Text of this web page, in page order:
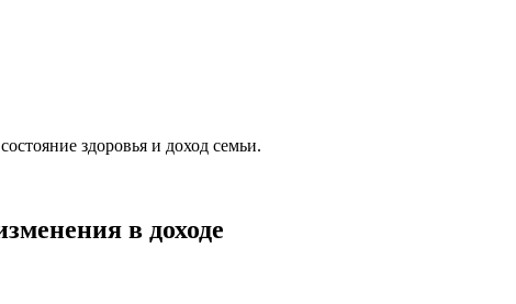
здоровья и доход семьи.
в доходе